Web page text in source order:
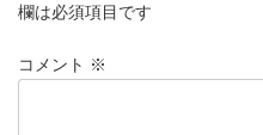
欄は必須項目です
コメント ※